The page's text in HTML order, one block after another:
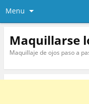
Menu
Maquillarse
Maquillaje de ojos paso a